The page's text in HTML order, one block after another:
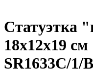
Статуэтка
18х12х19 см
SR1633C/1/